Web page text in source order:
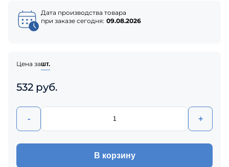
Дата производства товара
при заказе сегодня: 09.08.2026
Цена зашт.
532 руб.
- +
В корзину